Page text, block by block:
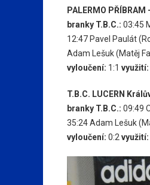
PALERMO
branky T.B.C.: 03:45
12:47 Pavel Paulát
Adam Lešuk(Matěj
vyloučení: 1:1 využití:
T.B.C. LUCERN
branky T.B.C.: 09:49
35:24Adam Lešuk
vyloučení: 0:2 využití: